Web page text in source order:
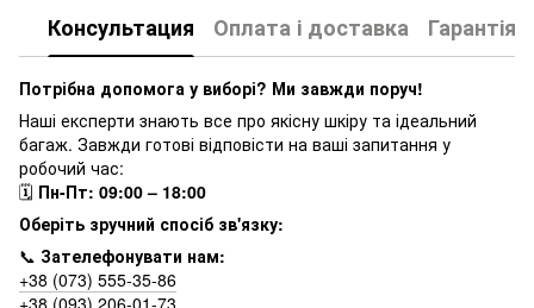
Консультация Оплата і доставка Гарантія
Потрібна допомога у виборі? Ми завжди поруч!
Наші експерти знають все про якісну шкіру та ідеальний
багаж. Завжди готові відповісти на ваші запитання у
робочий час:
🗓 Пн-Пт: 09:00 – 18:00
Оберіть зручний спосіб зв'язку:
📞 Зателефонувати нам:
+38 (073) 555-35-86
+38 (093) 206-01-73